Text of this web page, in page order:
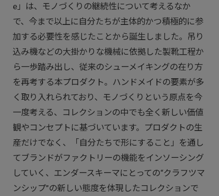
e」は、モノづくりの継続性について考えるなか
で、今まで以上に自分たちが主体的かつ積極的に参
加する必要性を感じたことから誕生しました。吊り
込み機などの大掛かりな機械に依拠した製靴工程か
ら一歩踏み出し、従来のシューメイキングの在り方
を再考する本プロダクト。ハンドメイドの要素が多
く取り入れられており、モノづくりという原点を今
一度考える、コレクションの中でも全く新しい価値
観やコンセプトに基づいています。プロダクトの生
産だけでなく、「自分たちで形にすること」を通し
てブランドがファクトリーの機能をインソーシング
していく、エンダースキーマにとっての“クラフツマ
ンシップ”の新しい態度を体現したコレクションで